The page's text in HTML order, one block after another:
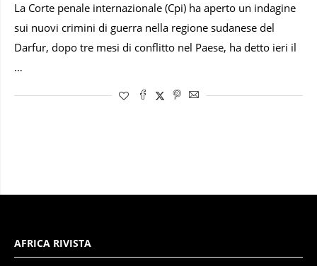
La Corte penale internazionale (Cpi) ha aperto un indagine
sui nuovi crimini di guerra nella regione sudanese del
Darfur, dopo tre mesi di conflitto nel Paese, ha detto ieri il
…
AFRICA RIVISTA